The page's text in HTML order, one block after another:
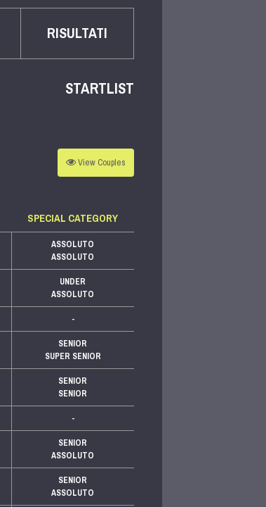
RISULTATI
STARTLIST
ViewCouples
SPECIAL CATEGORY
ASSOLUTO
ASSOLUTO
UNDER
ASSOLUTO
-
SENIOR
SUPER SENIOR
SENIOR
SENIOR
-
SENIOR
ASSOLUTO
SENIOR
ASSOLUTO